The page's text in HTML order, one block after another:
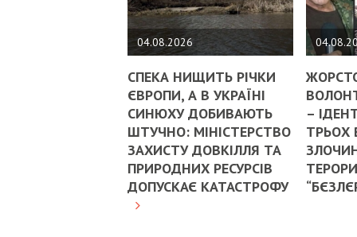
04.08.2026
СПЕКА НИЩИТЬ РІЧКИ
ЄВРОПИ, А В УКРАЇНІ
СИНЮХУ ДОБИВАЮТЬ
ШТУЧНО: МІНІСТЕРСТВО
ЗАХИСТУ ДОВКІЛЛЯ ТА
ПРИРОДНИХ РЕСУРСІВ
ДОПУСКАЄ КАТАСТРОФУ
–
ТРЬОХ